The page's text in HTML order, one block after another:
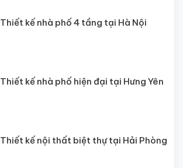
Thiết kế nhà phố 4 tầng tại Hà Nội
Thiết kế nhà phố hiện đại tại Hưng Yên
Thiết kế nội thất biệt thự tại Hải Phòng